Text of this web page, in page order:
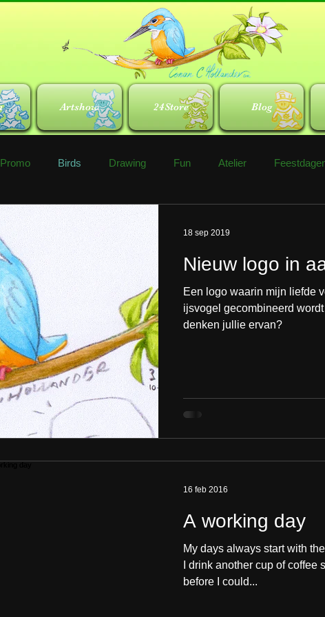
Artshow 24Store Blog
Promo Birds Drawing Fun Atelier
Nieuw logo in
Een logo waarin mijn liefde
ijsvogel gecombineerd
denken jullie ervan?
18 sep 2019
A working day
My days always start with
I drink another cup of
before I could...
16 feb 2016